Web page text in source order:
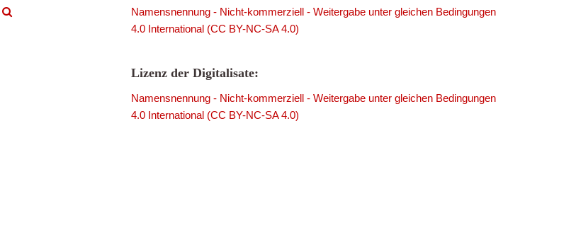
Namensnennung - Nicht-kommerziell - Weitergabe unter gleichen Bedingungen
4.0 International (CC BY-NC-SA 4.0)
Lizenz der Digitalisate:
Namensnennung - Nicht-kommerziell - Weitergabe unter gleichen Bedingungen
4.0 International (CC BY-NC-SA 4.0)